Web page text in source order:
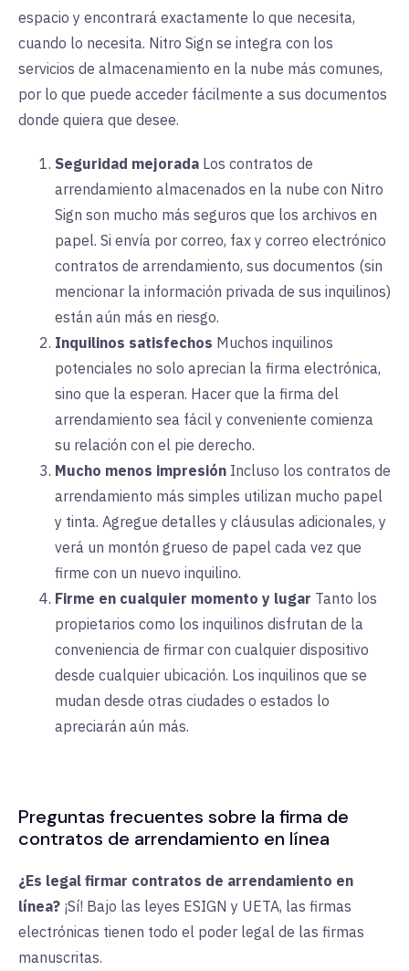
espacio y encontrará exactamente lo que necesita,
cuando lo necesita. Nitro Sign se integra con los
servicios de almacenamiento en la nube más comunes,
por lo que puede acceder fácilmente a sus documentos
donde quiera que desee.
Seguridad mejorada Los contratos de
arrendamiento almacenados en la nube con Nitro
Sign son mucho más seguros que los archivos en
papel. Si envía por correo, fax y correo electrónico
contratos de arrendamiento, sus documentos (sin
mencionar la información privada de sus inquilinos)
están aún más en riesgo.
Inquilinos satisfechos Muchos inquilinos
potenciales no solo aprecian la firma electrónica,
sino que la esperan. Hacer que la firma del
arrendamiento sea fácil y conveniente comienza
su relación con el pie derecho.
Mucho menos impresión Incluso los contratos de
arrendamiento más simples utilizan mucho papel
y tinta. Agregue detalles y cláusulas adicionales, y
verá un montón grueso de papel cada vez que
firme con un nuevo inquilino.
Firme en cualquier momento y lugar Tanto los
propietarios como los inquilinos disfrutan de la
conveniencia de firmar con cualquier dispositivo
desde cualquier ubicación. Los inquilinos que se
mudan desde otras ciudades o estados lo
apreciarán aún más.
Preguntas frecuentes sobre la firma de
contratos de arrendamiento en línea
¿Es legal firmar contratos de arrendamiento en
línea? ¡Sí! Bajo las leyes ESIGN y UETA, las firmas
electrónicas tienen todo el poder legal de las firmas
manuscritas.